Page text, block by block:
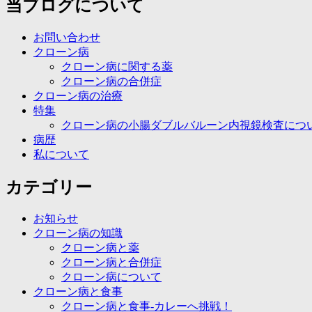
当ブログについて
お問い合わせ
クローン病
クローン病に関する薬
クローン病の合併症
クローン病の治療
特集
クローン病の小腸ダブルバルーン内視鏡検査につ
病歴
私について
カテゴリー
お知らせ
クローン病の知識
クローン病と薬
クローン病と合併症
クローン病について
クローン病と食事
クローン病と食事-カレーへ挑戦！